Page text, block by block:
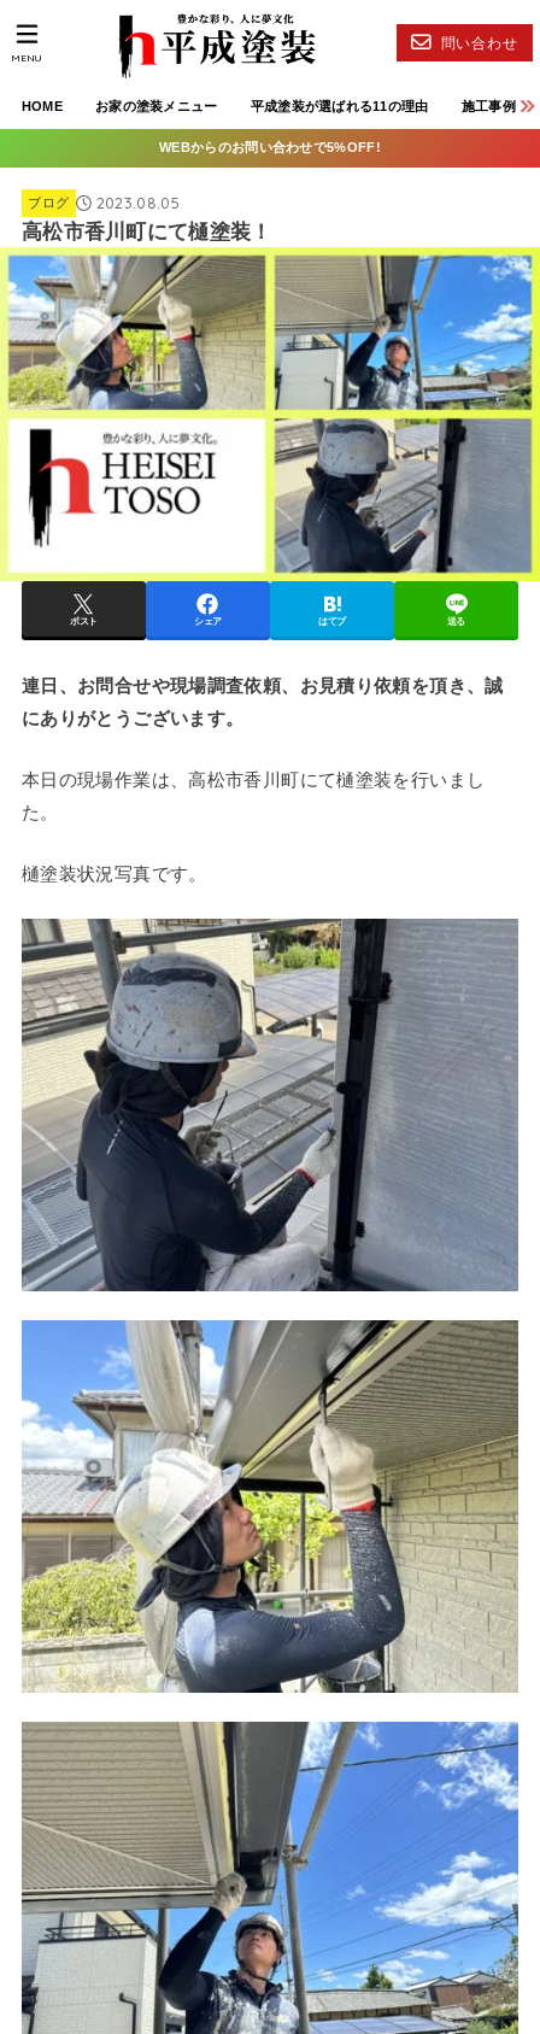
HOME お家の塗装メニュー 平成塗装が選ばれる11の理由 施工事例
問い合わせ
MENU
WEBからのお問い合わせで5%OFF!
ブログ 2023.08.05
高松市香川町にて樋塗装！
ポスト シェア はてブ 送る
連日、お問合せや現場調査依頼、お見積り依頼を頂き、誠
にありがとうございます。
本日の現場作業は、高松市香川町にて樋塗装を行いまし
た。
樋塗装状況写真です。